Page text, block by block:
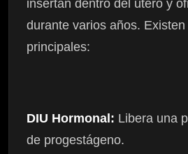
insertan dentro del útero y
durante varios años.
principales:
DIU Hormonal: Libera una
de progestágeno.